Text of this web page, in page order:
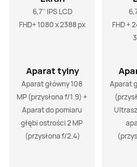
6,7'' IPS LCD
FHD+ 1080 x 2388 px
Aparat tylny
Aparat główny 108
MP (przysłona f/1.9) +
Aparat do pomiaru
głębi ostrości 2 MP
(przysłona f/2.4)
FHD +
Aparat